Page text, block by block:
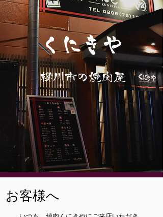
​くにきや
桜川市の焼肉屋
お客様へ